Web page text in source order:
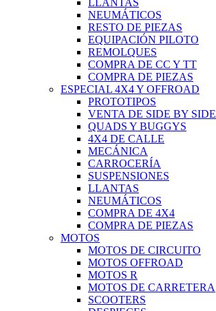
LLANTAS
NEUMÁTICOS
RESTO DE PIEZAS
EQUIPACIÓN PILOTO
REMOLQUES
COMPRA DE CC Y TT
COMPRA DE PIEZAS
ESPECIAL 4X4 Y OFFROAD
PROTOTIPOS
VENTA DE SIDE BY SIDE
QUADS Y BUGGYS
4X4 DE CALLE
MECÁNICA
CARROCERÍA
SUSPENSIONES
LLANTAS
NEUMÁTICOS
COMPRA DE 4X4
COMPRA DE PIEZAS
MOTOS
MOTOS DE CIRCUITO
MOTOS OFFROAD
MOTOS R
MOTOS DE CARRETERA
SCOOTERS